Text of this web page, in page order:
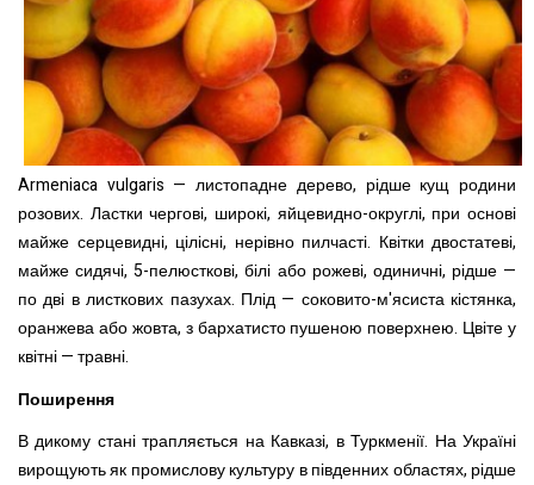
Armeniaca vulgaris — листопадне дерево, рідше кущ родини
розових. Ластки чергові, широкі, яйцевидно-округлі, при основі
майже серцевидні, цілісні, нерівно пилчасті. Квітки двостатеві,
майже сидячі, 5-пелюсткові, білі або рожеві, одиничні, рідше —
по дві в листкових пазухах. Плід — соковито-м'ясиста кістянка,
оранжева або жовта, з бархатисто пушеною поверхнею. Цвіте у
квітні — травні.
Поширення
В дикому стані трапляється на Кавказі, в Туркменії. На Україні
вирощують як промислову культуру в південних областях, рідше